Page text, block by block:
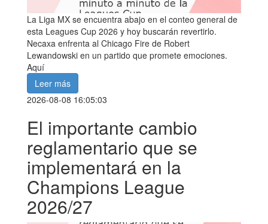
La Liga MX se encuentra abajo en el conteo general de
esta Leagues Cup 2026 y hoy buscarán revertirlo.
Necaxa enfrenta al Chicago Fire de Robert
Lewandowski en un partido que promete emociones.
Aquí
Leer más
2026-08-08 16:05:03
El importante cambio
reglamentario que se
implementará en la
Champions League
2026/27